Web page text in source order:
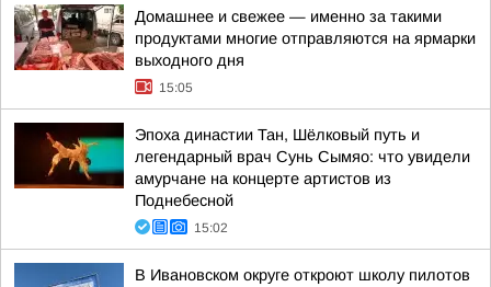
Домашнее и свежее — именно за такими
продуктами многие отправляются на ярмарки
выходного дня
15:05
Эпоха династии Тан, Шёлковый путь и
легендарный врач Сунь Сымяо: что увидели
амурчане на концерте артистов из
Поднебесной
15:02
В Ивановском округе откроют школу пилотов